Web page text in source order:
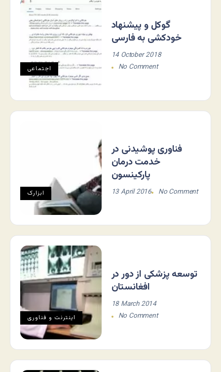
اجتماعی
گوکل و پیشنهاد
خودکشی به فارسی
14 October 2018
No Comment
ابزارک
فناوری پوشیدنی در
خدمت درمان
پارکینسون
13 April 2016 No Comment
اينترنت و فناوری
توسعه پزشکی از دور در
افغانستان
18 March 2014
No Comment